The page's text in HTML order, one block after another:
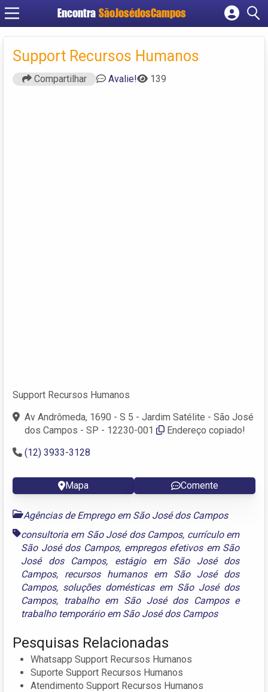
Encontra SãoJosédosCampos
Cadastrar empresa
Criar conta
Support Recursos Humanos
Compartilhar Avalie! 139
Support Recursos Humanos
Av Andrômeda, 1690 - S 5 - Jardim Satélite - São José
dos Campos - SP - 12230-001
Endereço copiado!
(12) 3933-3128
Mapa Comente
Agências de Emprego em São José dos Campos
consultoria em São José dos Campos, currículo em
São José dos Campos, empregos efetivos em São
José dos Campos, estágio em São José dos
Campos, recursos humanos em São José dos
Campos, soluções domésticas em São José dos
Campos, trabalho em São José dos Campose
trabalho temporário em São José dos Campos
Pesquisas Relacionadas
Whatsapp Support Recursos Humanos
Suporte Support Recursos Humanos
Atendimento Support Recursos Humanos